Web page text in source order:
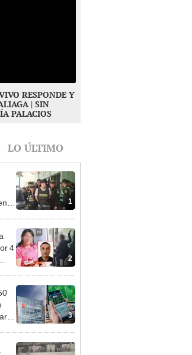
RESPONDE Y
| SIN
PALACIOS
LO ÚLTIMO
1
2
4
3